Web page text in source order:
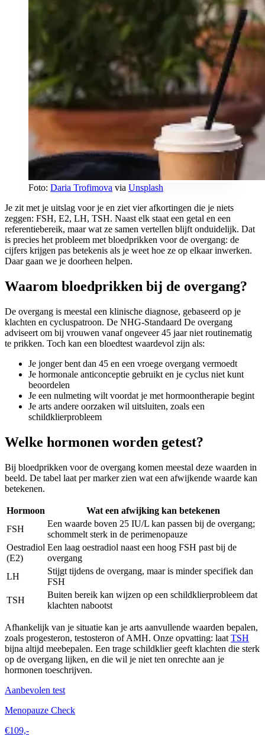
Foto: Daria Trofimova via Unsplash
Je zit met je uitslag voor je en ziet vier afkortingen die je niets
zeggen: FSH, E2, LH, TSH. Naast elk staat een getal en een
referentiebereik, maar wat ze samen vertellen blijft onduidelijk. Dat
is precies het probleem met bloedprikken voor de overgang: de
cijfers krijgen pas betekenis als je weet hoe ze op elkaar inwerken.
Daar gaan we je doorheen helpen.
Waarom bloedprikken bij de overgang?
De overgang is meestal een klinische diagnose, gebaseerd op je
klachten en cycluspatroon. De NHG-Standaard De overgang
adviseert om bij vrouwen vanaf ongeveer 45 jaar niet routinematig
te prikken. Toch kan een bloedtest waardevol zijn als:
Je jonger bent dan 45 en een vroege overgang vermoedt
Je hormonale anticonceptie gebruikt en je cyclus niet kunt
beoordelen
Je een nulmeting wilt voordat je met hormoontherapie begint
Je arts andere oorzaken wil uitsluiten, zoals een
schildklierprobleem
Welke hormonen worden getest?
Bij bloedprikken voor de overgang komen meestal deze waarden in
beeld. De tabel laat per marker zien wat een afwijkende waarde kan
betekenen.
Hormoon
Wat een afwijking kan betekenen
FSH
Een waarde boven 25 IU/L kan passen bij de overgang;
schommelt sterk in de perimenopauze
Oestradiol
(E2)
Een laag oestradiol naast een hoog FSH past bij de
overgang
LH
Stijgt tijdens de overgang, maar is minder specifiek dan
FSH
TSH
Buiten bereik kan wijzen op een schildklierprobleem dat
klachten nabootst
Afhankelijk van je situatie kan je arts aanvullende waarden bepalen,
zoals progesteron, testosteron of AMH. Onze opvatting: laat TSH
bijna altijd meebepalen. Een trage schildklier geeft klachten die sterk
op de overgang lijken, en die wil je niet ten onrechte aan je
hormonen toeschrijven.
Aanbevolen test
Menopauze Check
€109,-